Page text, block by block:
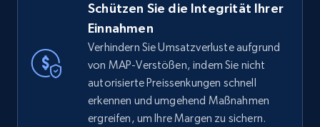
Schützen Sie die Integrität Ihrer
Einnahmen
Verhindern Sie Umsatzverluste aufgrund
von MAP-Verstößen, indem Sie nicht
autorisierte Preissenkungen schnell
erkennen und umgehend Maßnahmen
ergreifen, um Ihre Margen zu sichern.